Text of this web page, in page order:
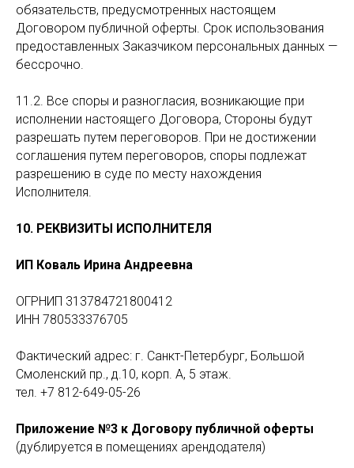
обязательств, предусмотренных настоящем
Договором публичной оферты. Срок использования
предоставленных Заказчиком персональных данных —
бессрочно.
11.2. Все споры и разногласия, возникающие при
исполнении настоящего Договора, Стороны будут
разрешать путем переговоров. При не достижении
соглашения путем переговоров, споры подлежат
разрешению в суде по месту нахождения
Исполнителя.
10. РЕКВИЗИТЫ ИСПОЛНИТЕЛЯ
ИП Коваль Ирина Андреевна
ОГРНИП 313784721800412
ИНН 780533376705
Фактический адрес: г. Санкт-Петербург, Большой
Смоленский пр., д.10, корп. А, 5 этаж.
тел. +7 812-649-05-26
Приложение №3 к Договору публичной оферты
(дублируется в помещениях арендодателя)